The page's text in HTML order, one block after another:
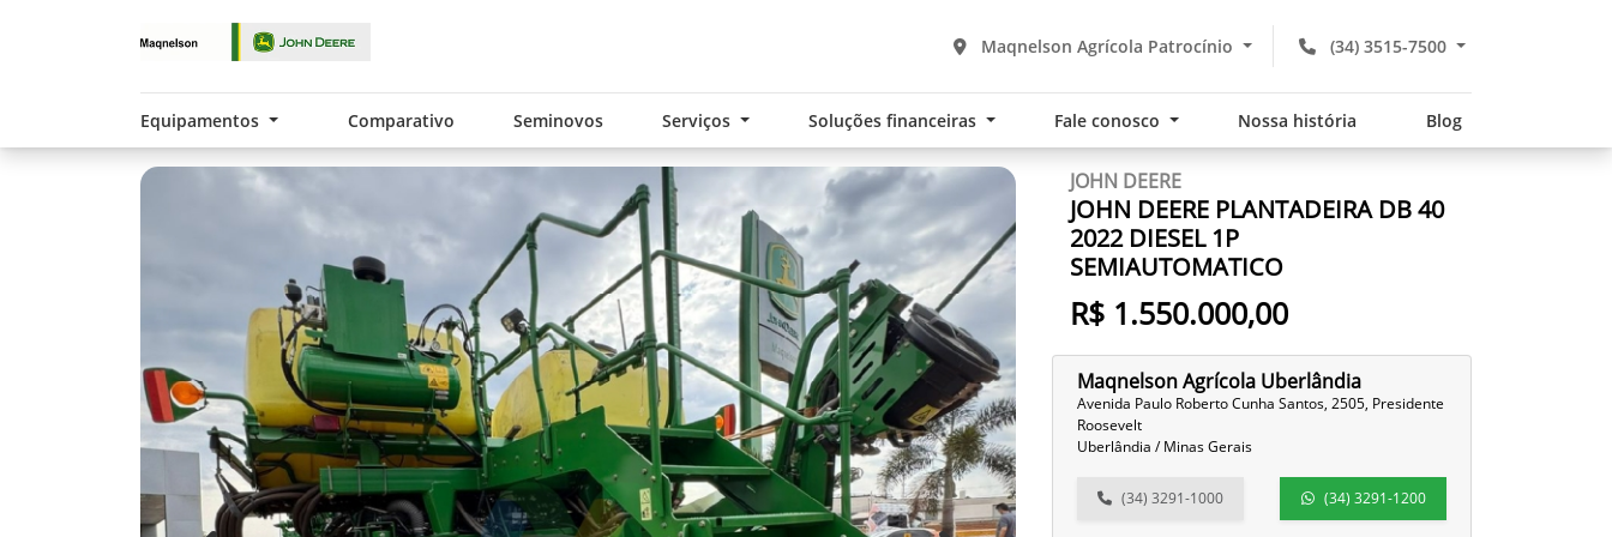
(34) 3515-7500
Maqnelson Agrícola Patrocínio
Equipamentos Comparativo Seminovos Serviços Soluções financeiras Fale conosco Nossa história Blog
JOHN DEERE
JOHN DEERE PLANTADEIRA DB 40
2022 DIESEL 1P
SEMIAUTOMATICO
R$ 1.550.000,00
Maqnelson Agrícola Uberlândia
Avenida Paulo Roberto Cunha Santos, 2505, Presidente
Roosevelt
Uberlândia / Minas Gerais
(34) 3291-1000 (34) 3291-1200